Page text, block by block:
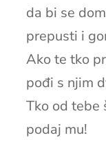
da bi se
prepusti i
Ako te tko
pođi s njim
Tko od tebe
podaj mu!